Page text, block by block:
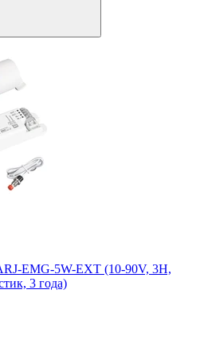
EMG-5W-EXT (10-90V, 3H,
3 года)